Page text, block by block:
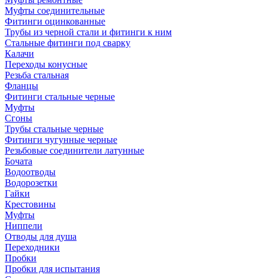
Муфты соединительные
Фитинги оцинкованные
Трубы из черной стали и фитинги к ним
Стальные фитинги под сварку
Калачи
Переходы конусные
Резьба стальная
Фланцы
Фитинги стальные черные
Муфты
Сгоны
Трубы стальные черные
Фитинги чугунные черные
Резьбовые соединители латунные
Бочата
Водоотводы
Водорозетки
Гайки
Крестовины
Муфты
Ниппели
Отводы для душа
Переходники
Пробки
Пробки для испытания